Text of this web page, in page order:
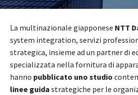
La multinazionale giapponese NTT
system integration, servizi
strategica, insieme ad un partner di
specializzata nella fornitura di
hanno pubblicato uno studio
linee guida strategiche per le